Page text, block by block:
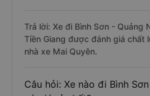
Trả lời: Xe đi Bình Sơn - Quảng
Tiền Giang được đánh giá chất
nhà xe Mai Quyên.
Câu hỏi: Xe nào đi Bình